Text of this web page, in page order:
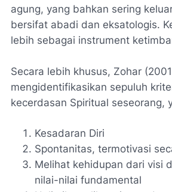
agung, yang bahkan sering
bersifat abadi dan eksatologis.
lebih sebagai instrument
Secara lebih khusus, Zohar
mengidentifikasikan sepuluh
kecerdasan Spiritual seseorang,
Kesadaran Diri
Spontanitas, termotivasi
Melihat kehidupan dari visi
nilai-nilai fundamental